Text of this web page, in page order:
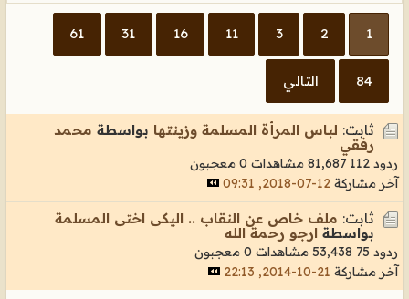
1
2
3
11
16
31
61
84 التالي
ثابت: لباس المرأة المسلمة وزينتها بواسطة محمد
رفقي
ردود 112 81,687 مشاهدات
0 معجبون
آخر مشاركة 12-07-2018, 09:31
ثابت: ملف خاص عن النقاب .. اليكى اختى المسلمة
بواسطة ارجو رحمة الله
ردود 75 53,438 مشاهدات
0 معجبون
آخر مشاركة 21-10-2014, 22:13